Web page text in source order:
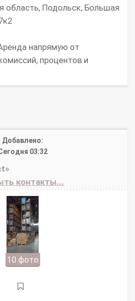
область, Подольск, Большая
нaпpямую oт
процeнтов и
Добавлено:
03:32
контакты...
10 фото